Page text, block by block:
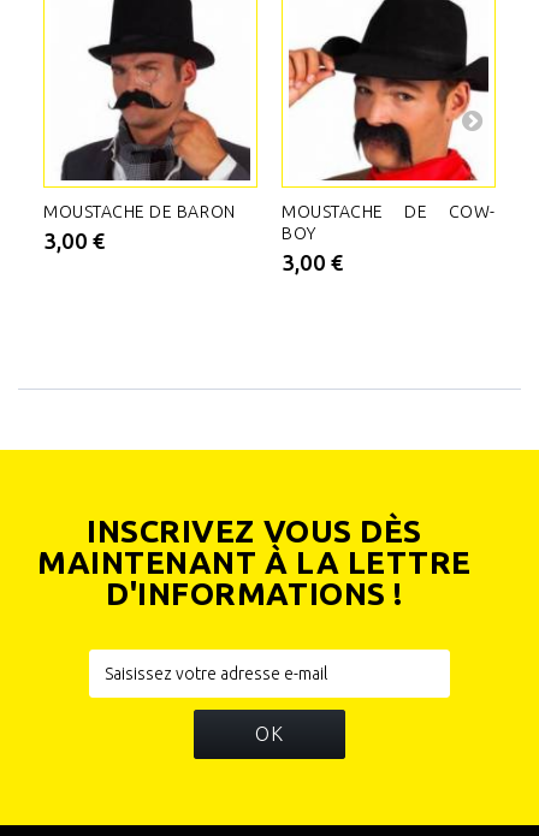
MOUSTACHE DE BARON
3,00 €
MOUSTACHE DE COW-
BOY
3,00 €
INSCRIVEZ VOUS DÈS
MAINTENANT À LA LETTRE
D'INFORMATIONS !
OK